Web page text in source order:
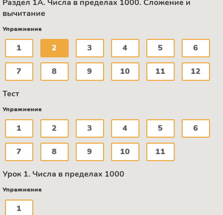
Раздел 1А. Числа в пределах 1000. Сложение и
вычитание
Упражнение
1 2 3 4 5 6
7 8 9 10 11 12
Тест
Упражнение
1 2 3 4 5 6
7 8 9 10 11
Урок 1. Числа в пределах 1000
Упражнение
1